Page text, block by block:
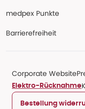
medpex Punkte
Barrierefreiheit
Corporate Website
Elektro-Rücknahme
Bestellung